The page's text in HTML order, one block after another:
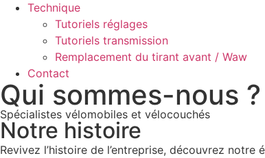
Technique
Tutoriels réglages
Tutoriels transmission
Remplacement du tirant avant / Waw
Contact
Qui sommes-nous ?
Spécialistes vélomobiles et vélocouchés
Notre histoire
Revivez l’histoire de l’entreprise, découvrez notre